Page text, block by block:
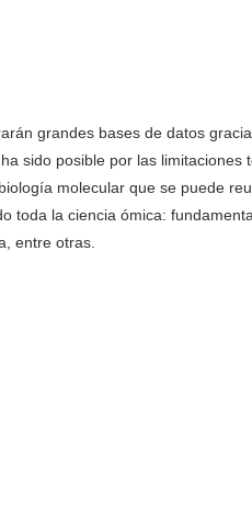
grandes bases de datos
sido posible por las limitaciones
molecular que se puede
toda la ciencia ómica:
entre otras.